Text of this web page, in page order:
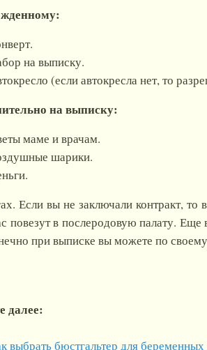
на выписку.
(если автокресла нет, то
на выписку:
маме и врачам.
шарики.
Если вы не заключали контракт, то
повезут в послеродовую палату.
при выписке вы можете по
далее:
выбрать бюстгальтер для беременных